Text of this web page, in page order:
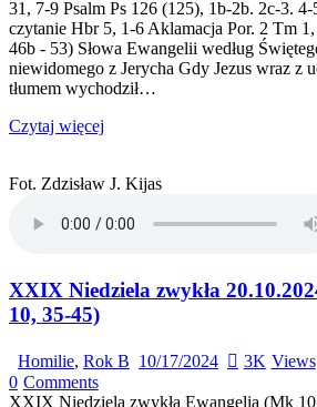
31, 7-9 Psalm Ps 126 (125), 1b-2b. 2c-3.
czytanie Hbr 5, 1-6 Aklamacja Por. 2 Tm
46b - 53) Słowa Ewangelii według
niewidomego z Jerycha Gdy Jezus wraz z
tłumem wychodził…
Czytaj więcej
Fot. Zdzisław J. Kijas
XXIX Niedziela zwykła
10, 35-45)
Homilie, Rok B 10/17/2024 3K Views
0 Comments
XXIX Niedziela zwykła Ewangelia (Mk